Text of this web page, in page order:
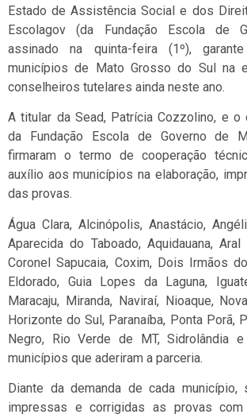
Estado de Assistência Social e dos
Escolagov (da Fundação Escola de
assinado na quinta-feira (1º),
municípios de Mato Grosso do Sul na
conselheiros tutelares ainda neste ano.
A titular da Sead, Patrícia Cozzolino, e o
da Fundação Escola de Governo de
firmaram o termo de cooperação
auxílio aos municípios na elaboração,
das provas.
Água Clara, Alcinópolis, Anastácio,
Aparecida do Taboado, Aquidauana, Aral
Coronel Sapucaia, Coxim, Dois Irmãos
Eldorado, Guia Lopes da Laguna,
Maracaju, Miranda, Naviraí, Nioaque,
Horizonte do Sul, Paranaíba, Ponta Porã,
Negro, Rio Verde de MT, Sidrolândia
municípios que aderiram a parceria.
Diante da demanda de cada município,
impressas e corrigidas as provas